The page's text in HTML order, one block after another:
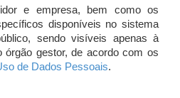
e empresa, bem como os
disponíveis no sistema
sendo visíveis apenas à
órgão gestor, de acordo com os
de Dados Pessoais.